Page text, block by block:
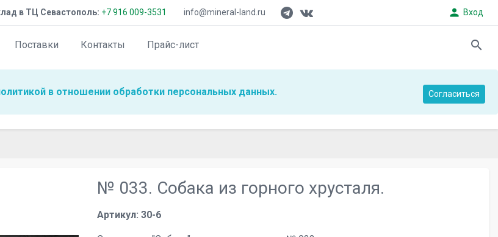
в ТЦ Севастополь: +7 916 009-3531 info@mineral-land.ru person Вход
Поставки Контакты Прайс-лист search
в отношении обработки персональных данных. Согласиться
№ 033. Собака из горного хрусталя.
Артикул: 30-6